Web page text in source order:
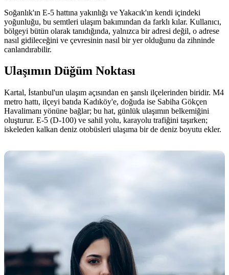
Soğanlık'ın E-5 hattına yakınlığı ve Yakacık'ın kendi içindeki
yoğunluğu, bu semtleri ulaşım bakımından da farklı kılar. Kullanıcı,
bölgeyi bütün olarak tanıdığında, yalnızca bir adresi değil, o adrese
nasıl gidileceğini ve çevresinin nasıl bir yer olduğunu da zihninde
canlandırabilir.
Ulaşımın Düğüm Noktası
Kartal, İstanbul'un ulaşım açısından en şanslı ilçelerinden biridir. M4
metro hattı, ilçeyi batıda Kadıköy'e, doğuda ise Sabiha Gökçen
Havalimanı yönüne bağlar; bu hat, günlük ulaşımın belkemiğini
oluşturur. E-5 (D-100) ve sahil yolu, karayolu trafiğini taşırken;
iskeleden kalkan deniz otobüsleri ulaşıma bir de deniz boyutu ekler.